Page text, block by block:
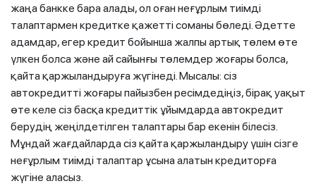
жаңа банкке бара алады, ол оған неғұрлым тиімді
талаптармен кредитке қажетті соманы бөледі. Әдетте
адамдар, егер кредит бойынша жалпы артық төлем өте
үлкен болса және ай сайынғы төлемдер жоғары болса,
қайта қаржыландыруға жүгінеді. Мысалы: сіз
автокредитті жоғары пайызбен ресімдедіңіз, бірақ уақыт
өте келе сіз басқа кредиттік ұйымдарда автокредит
берудің жеңілдетілген талаптары бар екенін білесіз.
Мұндай жағдайларда сіз қайта қаржыландыру үшін сізге
неғұрлым тиімді талаптар ұсына алатын кредиторға
жүгіне аласыз.